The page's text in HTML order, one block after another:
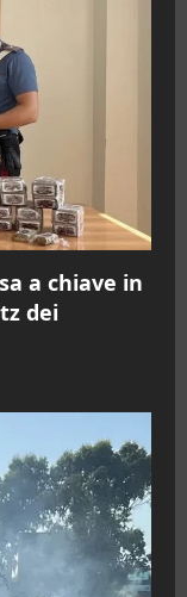
a chiave in
dei